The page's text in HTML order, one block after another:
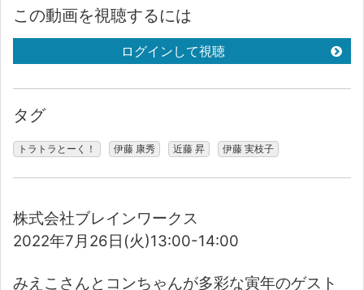
この動画を視聴するには
ログインして視聴
タグ
トラトラとーく！ 伊藤 康秀 近藤 昇 伊藤 実枝子
株式会社ブレインワークス
2022年7月26日(火)13:00-14:00
みえこさんとコンちゃんが多彩な寅年のゲスト